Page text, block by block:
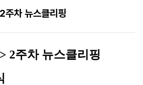
차 뉴스클리핑
2주차 뉴스클리핑